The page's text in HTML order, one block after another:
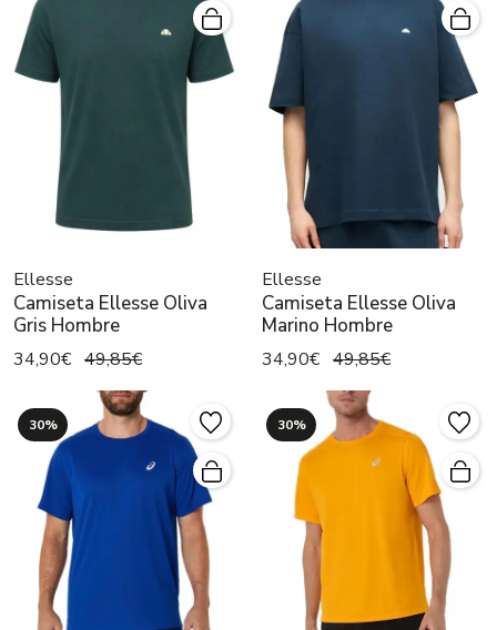
Ellesse
Camiseta Ellesse Oliva
Gris Hombre
34,90€ 49,85€
Ellesse
Camiseta Ellesse Oliva
Marino Hombre
34,90€ 49,85€
30% 30%